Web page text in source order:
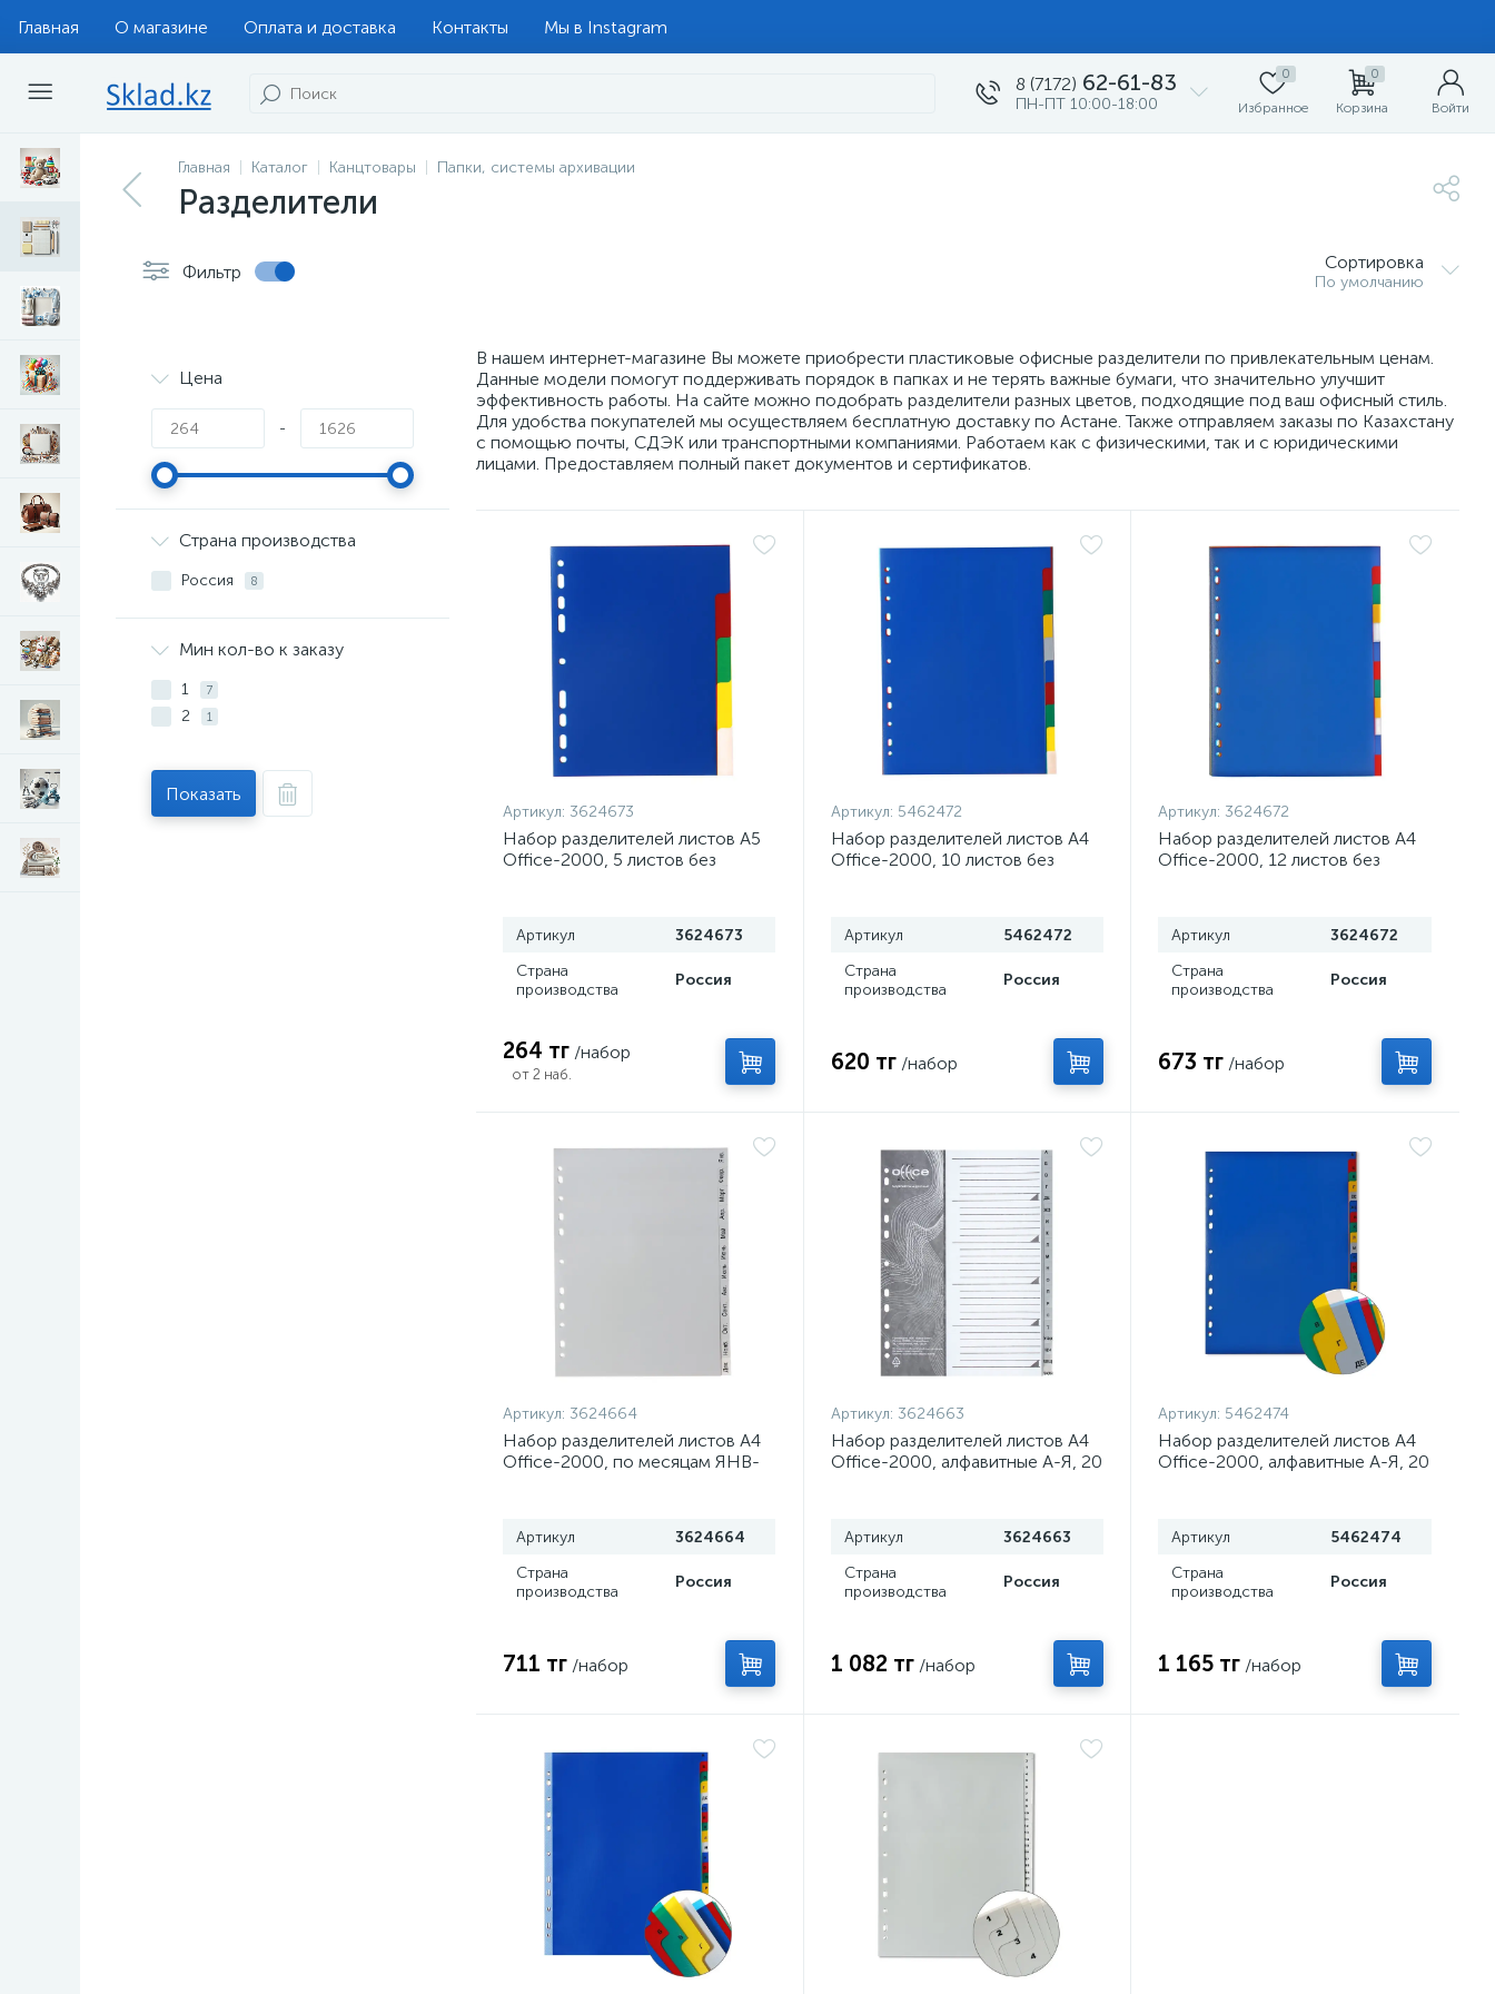
Главная О магазине Оплата и доставка Контакты Мы в Instagram
8 (7172) 62-61-83
ПН-ПТ 10:00-18:00
0
Избранное
0
Корзина Войти
Главная Каталог Канцтовары Папки, системы архивации
Разделители
Фильтр Сортировка
По умолчанию
Цена
-
Страна производства
Россия 8
Мин кол-во к заказу
1 7
2 1
Показать
В нашем интернет-магазине Вы можете приобрести пластиковые офисные разделители по привлекательным ценам.
Данные модели помогут поддерживать порядок в папках и не терять важные бумаги, что значительно улучшит
эффективность работы. На сайте можно подобрать разделители разных цветов, подходящие под ваш офисный стиль.
Для удобства покупателей мы осуществляем бесплатную доставку по Астане. Также отправляем заказы по Казахстану
с помощью почты, СДЭК или транспортными компаниями. Работаем как с физическими, так и с юридическими
лицами. Предоставляем полный пакет документов и сертификатов.
Артикул: 3624673
Набор разделителей листов А5
Office-2000, 5 листов без
Артикул
3624673
Страна
производства
Россия
264 тг /набор
от 2 наб.
Артикул: 5462472
Набор разделителей листов А4
Office-2000, 10 листов без
Артикул
5462472
Страна
производства
Россия
620 тг /набор
Артикул: 3624672
Набор разделителей листов А4
Office-2000, 12 листов без
Артикул
3624672
Страна
производства
Россия
673 тг /набор
Артикул: 3624664
Набор разделителей листов А4
Office-2000, по месяцам ЯНВ-
Артикул
3624664
Страна
производства
Россия
711 тг /набор
Артикул: 3624663
Набор разделителей листов А4
Office-2000, алфавитные А-Я, 20
Артикул
3624663
Страна
производства
Россия
1 082 тг /набор
Артикул: 5462474
Набор разделителей листов А4
Office-2000, алфавитные А-Я, 20
Артикул
5462474
Страна
производства
Россия
1 165 тг /набор